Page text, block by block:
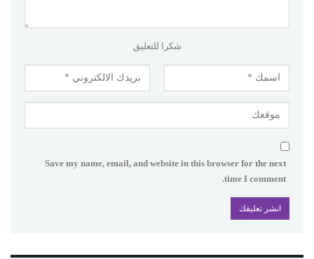
شكرا للتعليق
Save my name, email, and website in this browser for the next
time I comment.